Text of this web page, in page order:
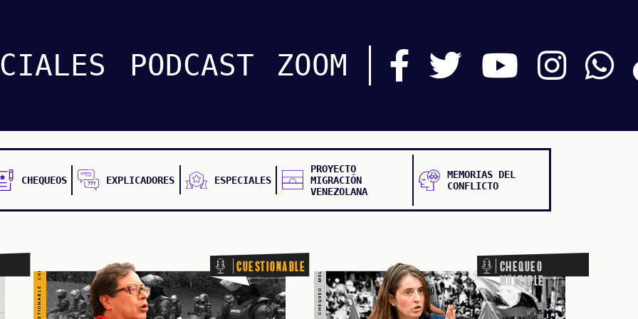
PODCAST ZOOM
CHEQUEOS EXPLICADORES ESPECIALES
PROYECTO
MIGRACIÓN
VENEZOLANA
MEMORIAS DEL
CONFLICTO
CUESTIONABLE CUESTIONABLE CUESTIONABLE CUESTIONABLE CUESTIONABLE CUESTIONABLE CUESTIONABLE Cuestionable
Chequeo
Múltiple